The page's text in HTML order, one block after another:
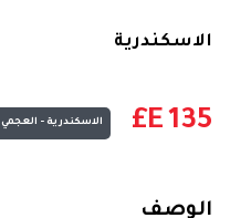
الاسكندرية
E£ 135 الاسكندرية - العجمي
الوصف